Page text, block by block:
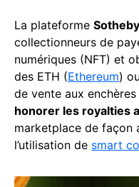
La plateforme
collectionneurs de
numériques (NFT) et
des ETH (Ethereum)
de vente aux enchères
honorer les royalties
marketplace de façon
l’utilisation de smart